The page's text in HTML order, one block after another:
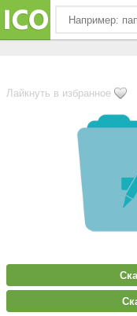
Лайкнуть в избранное